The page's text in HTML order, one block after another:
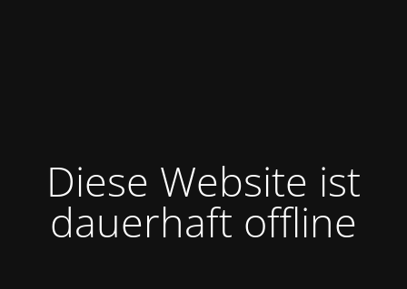
Diese Website ist
dauerhaft offline